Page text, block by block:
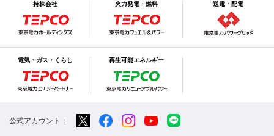
持株会社 火力発電・燃料 送電・配電
電気・ガス・くらし 再生可能エネルギー
公式アカウント：